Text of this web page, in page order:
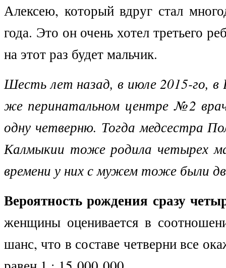
Алексею, который вдруг стал
года. Это он очень хотел третьего
на этот раз будет мальчик.
Шесть лет назад, в июле 2015-го, в
же перинатальном центре №2
одну четверню. Тогда медсестра
Калмыкии тоже родила четырех
времени у них с мужем тоже были
Вероятность рождения сразу
женщины оценивается в
шанс, что в составе четверни все